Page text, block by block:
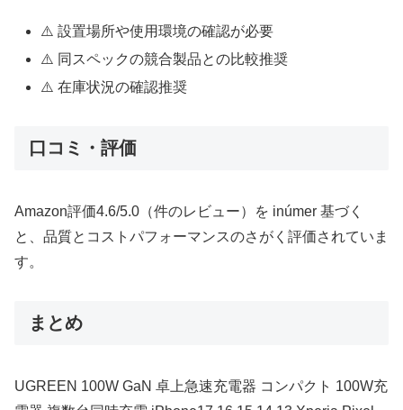
⚠️ 設置場所や使用環境の確認が必要
⚠️ 同スペックの競合製品との比較推奨
⚠️ 在庫状況の確認推奨
口コミ・評価
Amazon評価4.6/5.0（件のレビュー）を inúmer 基づく
と、品質とコストパフォーマンスのさがく評価されていま
す。
まとめ
UGREEN 100W GaN 卓上急速充電器 コンパクト 100W充